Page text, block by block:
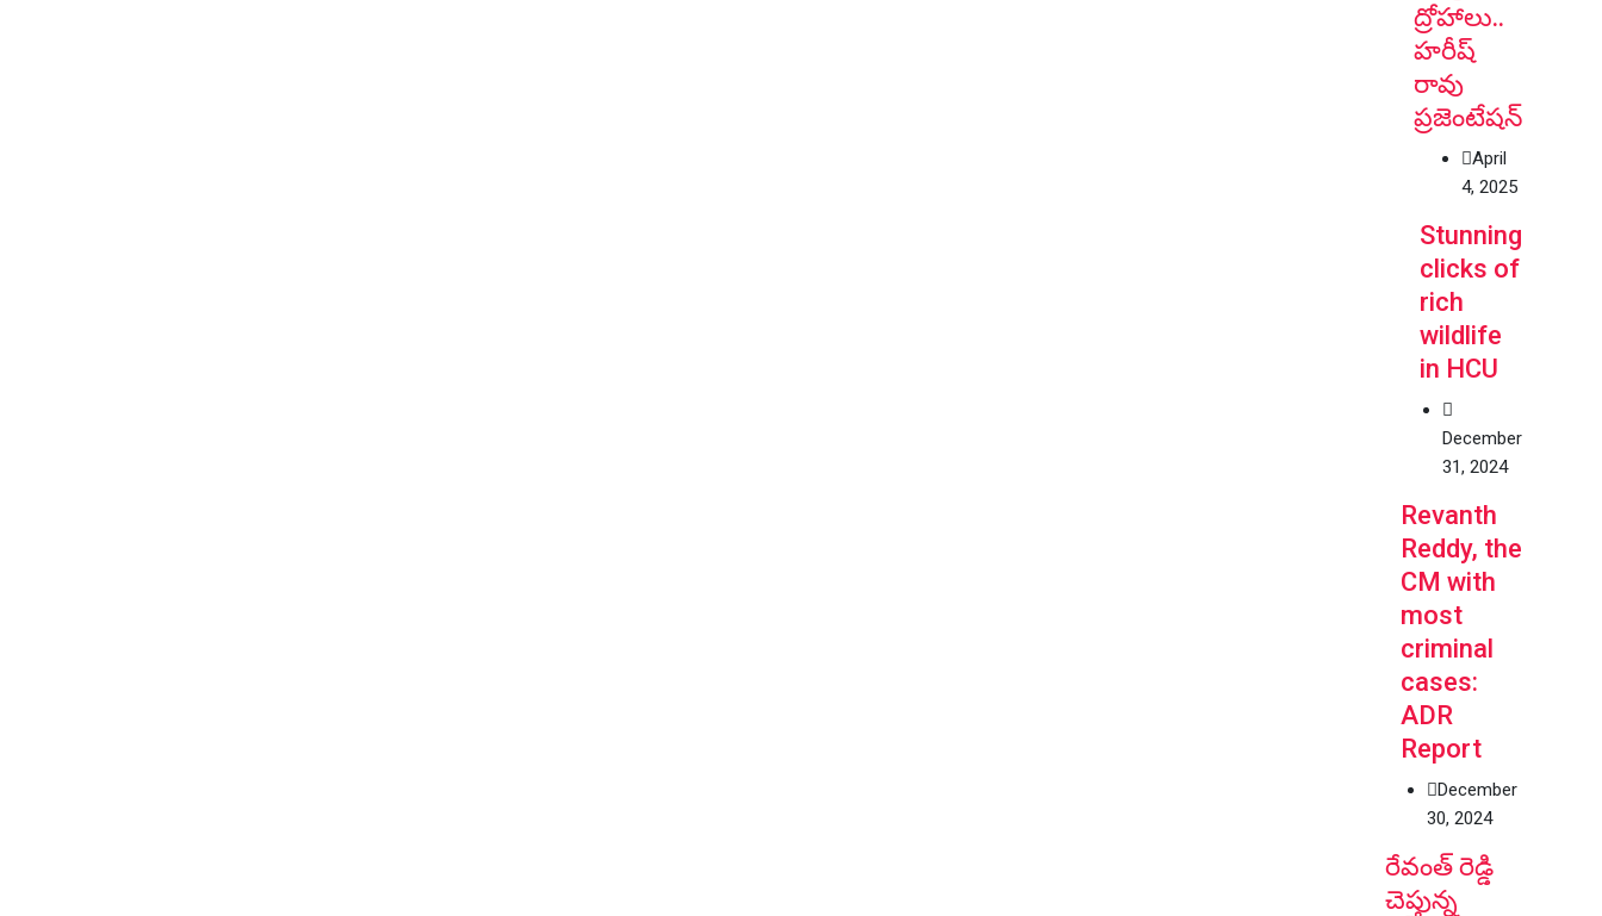
ద్రోహాలు..
హరీష్
రావు
ప్రజెంటేషన్
April
4, 2025
Stunning
clicks of
rich
wildlife
in HCU
December
31, 2024
Revanth
Reddy, the
CM with
most
criminal
cases:
ADR
Report
December
30, 2024
రేవంత్ రెడ్డి
చెప్తున్న